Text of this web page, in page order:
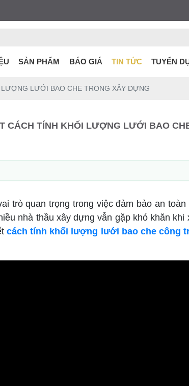
SẢN PHẨM BÁO GIÁ TIN TỨC TUYỂN
LƯỚI BAO CHE TRONG XÂY DỰNG
CÁCH TÍNH KHỐI LƯỢNG LƯỚI BAO
trò quan trọng trong việc đảm bảo an
nhà thầu xây dựng vẫn gặp khó khăn
cách tính khối lượng lưới bao che công